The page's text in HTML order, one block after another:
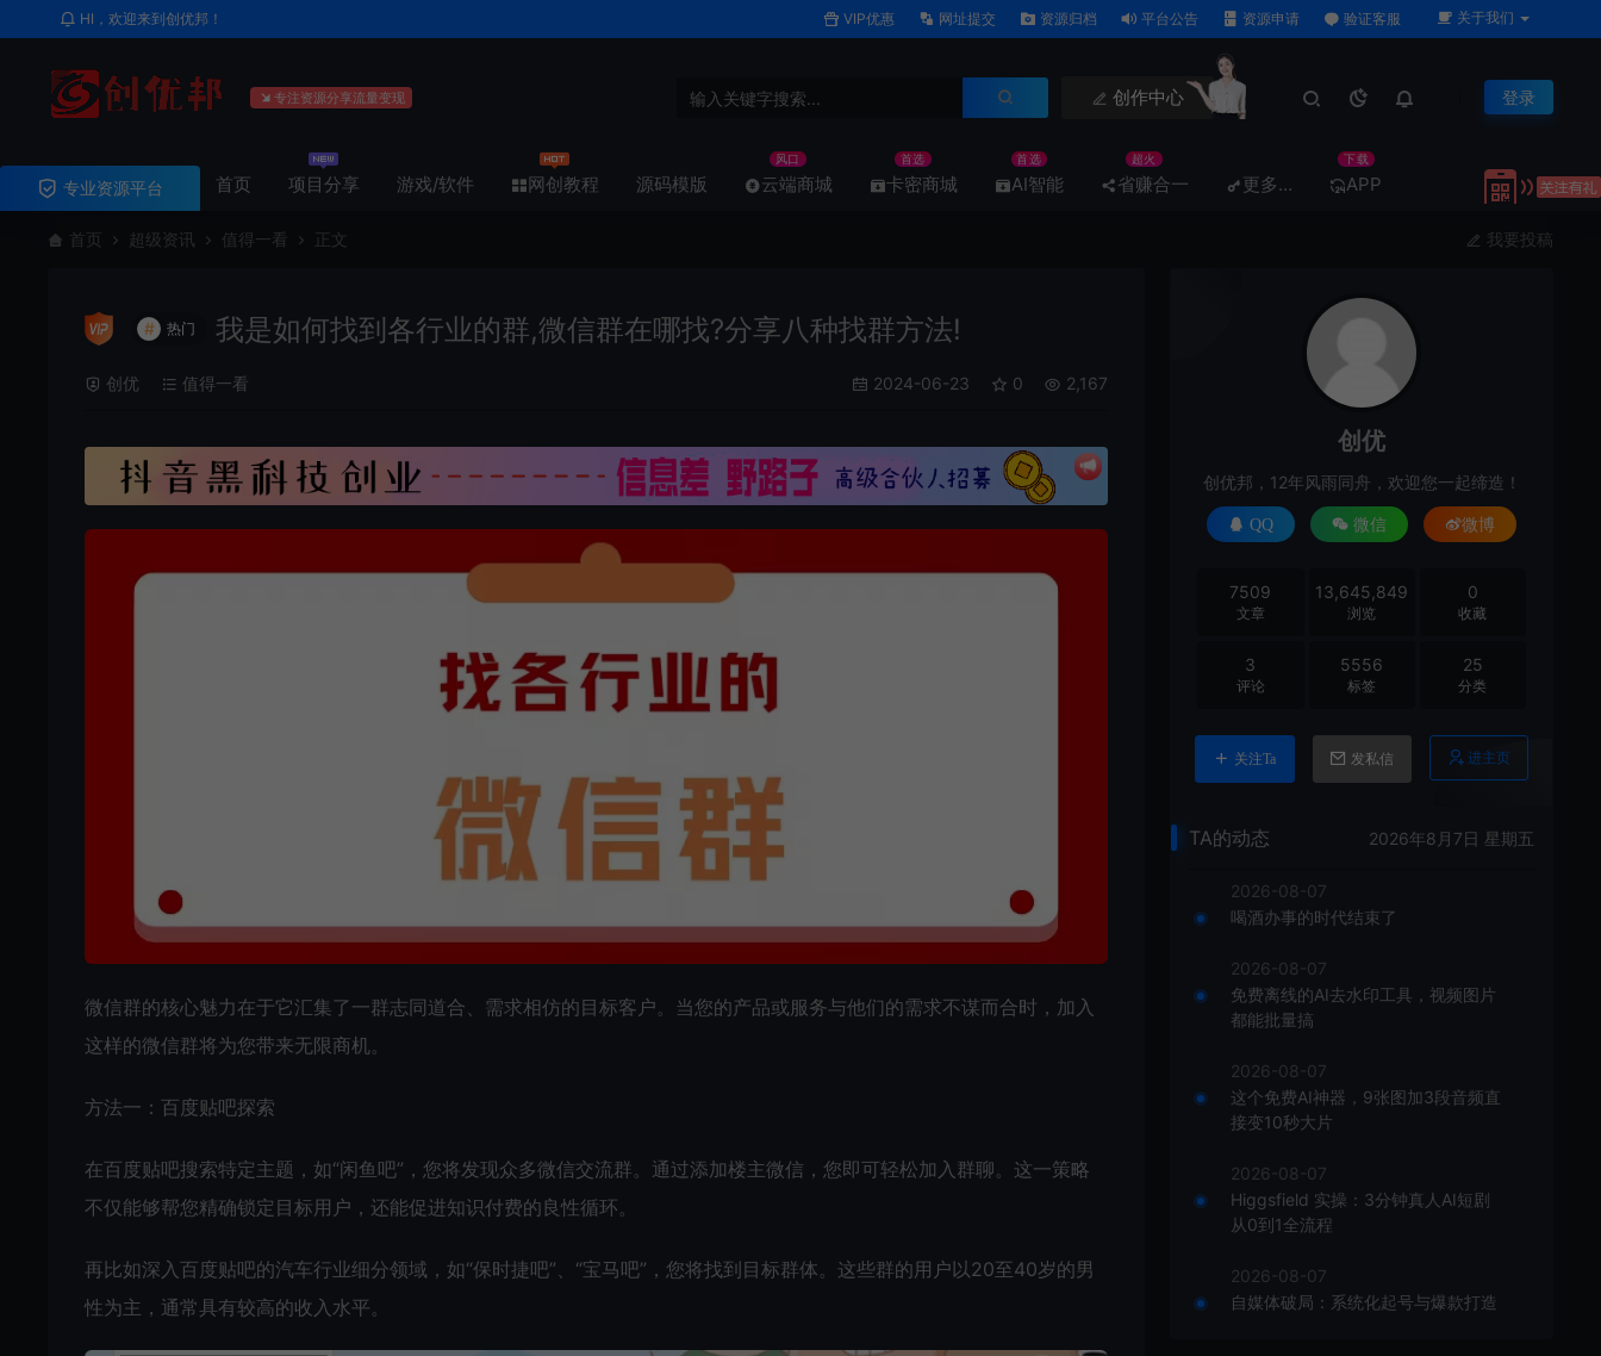
HI，欢迎来到创优邦！ VIP优惠 网址提交 资源归档 平台公告 资源申请 验证客服 关于我们
专注资源分享流量变现 创作中心 登录
专业资源平台 首页 项目分享 游戏/软件 网创教程 源码模版 云端商城
风口
卡密商城
首选
AI智能
首选
省赚合一
超火
更多… APP
下载
首页 超级资讯 值得一看 正文 我要投稿
# 热门 我是如何找到各行业的群,微信群在哪找?分享八种找群方法!
创优 值得一看 2024-06-23 0 2,167
微信群的核心魅力在于它汇集了一群志同道合、需求相仿的目标客户。当您的产品或服务与他们的需求不谋而合时，加入
这样的微信群将为您带来无限商机。
方法一：百度贴吧探索
在百度贴吧搜索特定主题，如“闲鱼吧”，您将发现众多微信交流群。通过添加楼主微信，您即可轻松加入群聊。这一策略
不仅能够帮您精确锁定目标用户，还能促进知识付费的良性循环。
再比如深入百度贴吧的汽车行业细分领域，如“保时捷吧”、“宝马吧”，您将找到目标群体。这些群的用户以20至40岁的男
性为主，通常具有较高的收入水平。
创优
创优邦，12年风雨同舟，欢迎您一起缔造！
QQ 微信 微博
7509
文章
13,645,849
浏览
0
收藏
3
评论
5556
标签
25
分类
关注Ta 发私信 进主页
TA的动态 2026年8月7日 星期五
2026-08-07
喝酒办事的时代结束了
2026-08-07
免费离线的AI去水印工具，视频图片
都能批量搞
2026-08-07
这个免费AI神器，9张图加3段音频直
接变10秒大片
2026-08-07
Higgsfield 实操：3分钟真人AI短剧
从0到1全流程
2026-08-07
自媒体破局：系统化起号与爆款打造